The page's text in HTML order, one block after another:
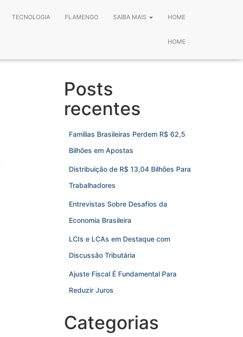
TECNOLOGIA FLAMENGO SAIBA MAIS HOME
HOME
Posts
recentes
Famílias Brasileiras Perdem R$ 62,5
Bilhões em Apostas
Distribuição de R$ 13,04 Bilhões Para
Trabalhadores
Entrevistas Sobre Desafios da
Economia Brasileira
LCIs e LCAs em Destaque com
Discussão Tributária
Ajuste Fiscal É Fundamental Para
Reduzir Juros
Categorias